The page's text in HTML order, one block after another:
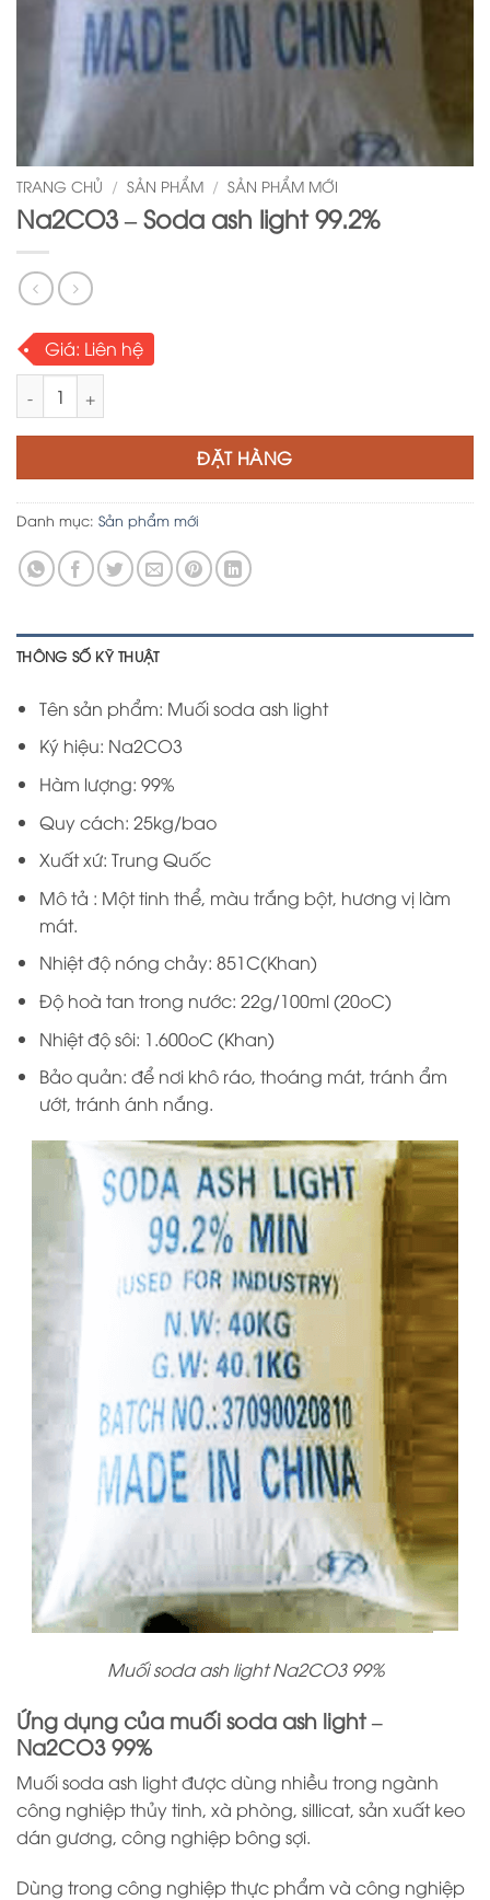
TRANG CHỦ / SẢN PHẨM / SẢN PHẨM MỚI
Na2CO3 – Soda ash light 99.2%
Giá: Liên hệ
Na2CO3 - Soda ash light 99.2% số lượng
ĐẶT HÀNG
Danh mục: Sản phẩm mới
THÔNG SỐ KỸ THUẬT
Tên sản phẩm: Muối soda ash light
Ký hiệu: Na2CO3
Hàm lượng: 99%
Quy cách: 25kg/bao
Xuất xứ: Trung Quốc
Mô tả : Một tinh thể, màu trắng bột, hương vị làm
mát.
Nhiệt độ nóng chảy: 851C(Khan)
Độ hoà tan trong nước: 22g/100ml (20oC)
Nhiệt độ sôi: 1.600oC (Khan)
Bảo quản: để nơi khô ráo, thoáng mát, tránh ẩm
ướt, tránh ánh nắng.
Muối soda ash light Na2CO3 99%
Ứng dụng của muối soda ash light –
Na2CO3 99%
Muối soda ash light được dùng nhiều trong ngành
công nghiệp thủy tinh, xà phòng, sillicat, sản xuất keo
dán gương, công nghiệp bông sợi.
Dùng trong công nghiệp thực phẩm và công nghiệp